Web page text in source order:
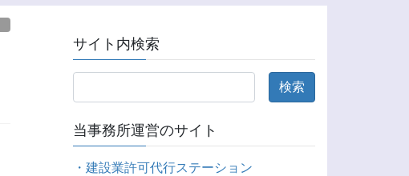
サイト内検索
当事務所運営のサイト
・建設業許可代行ステーション